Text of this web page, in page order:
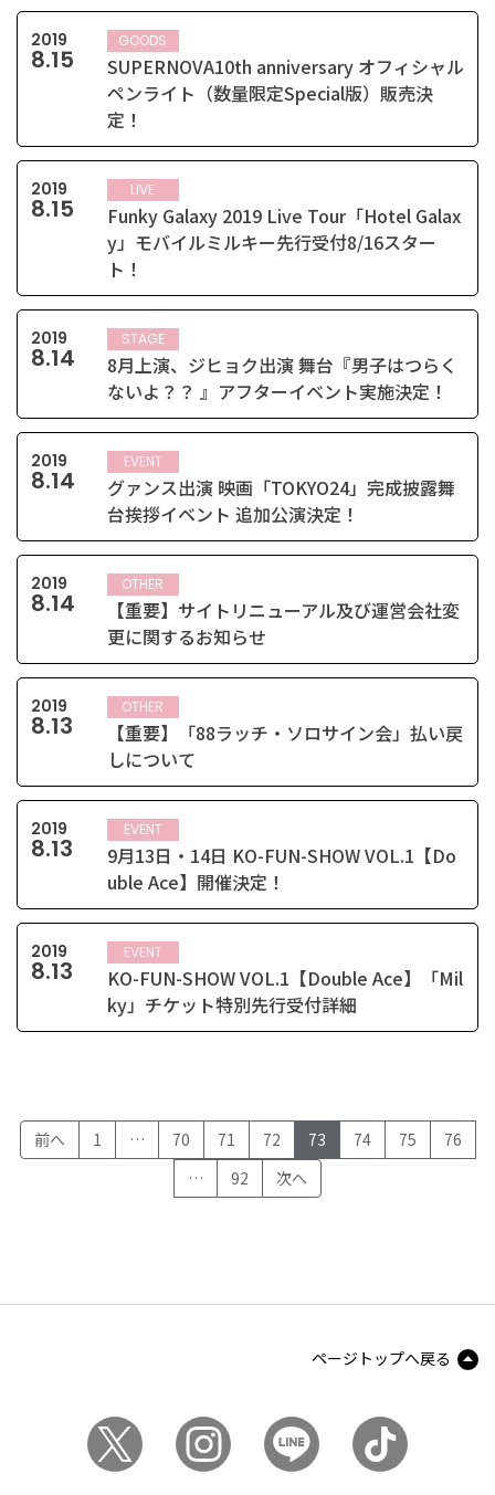
2019
8.15
GOODS
SUPERNOVA10th anniversary オフィシャル
ペンライト（数量限定Special版）販売決
定！
2019
8.15
LIVE
Funky Galaxy 2019 Live Tour「Hotel Galax
y」モバイルミルキー先行受付8/16スター
ト！
2019
8.14
STAGE
8月上演、ジヒョク出演 舞台『男子はつらく
ないよ？？ 』アフターイベント実施決定！
2019
8.14
EVENT
グァンス出演 映画「TOKYO24」完成披露舞
台挨拶イベント 追加公演決定！
2019
8.14
OTHER
【重要】サイトリニューアル及び運営会社変
更に関するお知らせ
2019
8.13
OTHER
【重要】「88ラッチ・ソロサイン会」払い戻
しについて
2019
8.13
EVENT
9月13日・14日 KO-FUN-SHOW VOL.1【Do
uble Ace】開催決定！
2019
8.13
EVENT
KO-FUN-SHOW VOL.1【Double Ace】「Mil
ky」チケット特別先行受付詳細
前へ 1 … 70 71 72 73(current)
74 75
76
…
92 次へ
ページトップへ戻る